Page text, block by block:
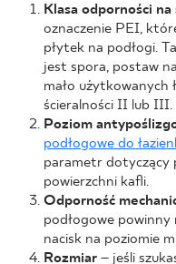
Klasa odporności na
oznaczenie PEI,
płytek na podłogi.
jest spora, postaw
mało użytkowanych
ścieralności II lub III.
Poziom
podłogowe do
parametr dotyczący
powierzchni kafli.
Odporność
podłogowe powinny
nacisk na poziomie
Rozmiar – jeśli